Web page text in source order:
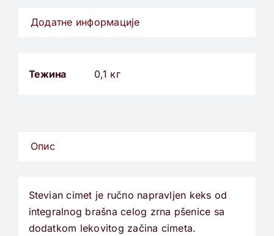
Додатне информације
Тежина 0,1 кг
Опис
Stevian cimet je ručno napravljen keks od
integralnog brašna celog zrna pšenice sa
dodatkom lekovitog začina cimeta.